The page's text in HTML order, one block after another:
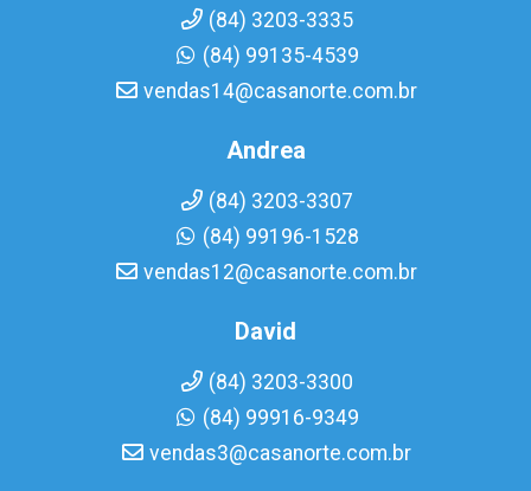
(84) 3203-3335
(84) 99135-4539
vendas14@casanorte.com.br
Andrea
(84) 3203-3307
(84) 99196-1528
vendas12@casanorte.com.br
David
(84) 3203-3300
(84) 99916-9349
vendas3@casanorte.com.br